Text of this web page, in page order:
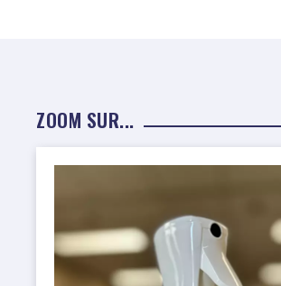
ZOOM SUR...